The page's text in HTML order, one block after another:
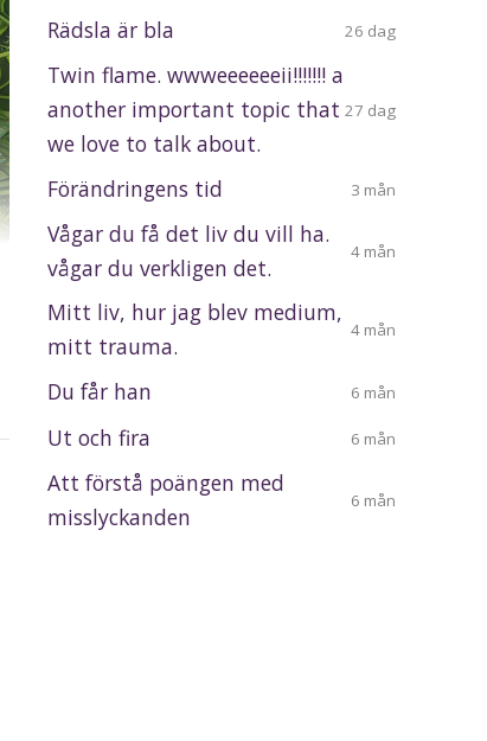
Rädsla är bla 26 dag
Twin flame. wwweeeeeeii!!!!!!! a
another important topic that
we love to talk about.
27 dag
Förändringens tid 3 mån
Vågar du få det liv du vill ha.
vågar du verkligen det.
4 mån
Mitt liv, hur jag blev medium,
mitt trauma.
4 mån
Du får han 6 mån
Ut och fira 6 mån
Att förstå poängen med
misslyckanden
6 mån